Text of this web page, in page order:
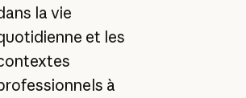
la vie
et les
à